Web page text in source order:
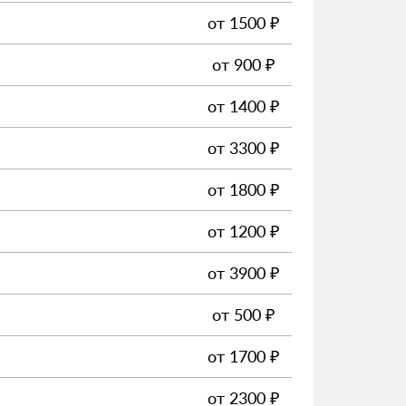
от 1500 ₽
от 900 ₽
от 1400 ₽
от 3300 ₽
от 1800 ₽
от 1200 ₽
от 3900 ₽
от 500 ₽
от 1700 ₽
от 2300 ₽